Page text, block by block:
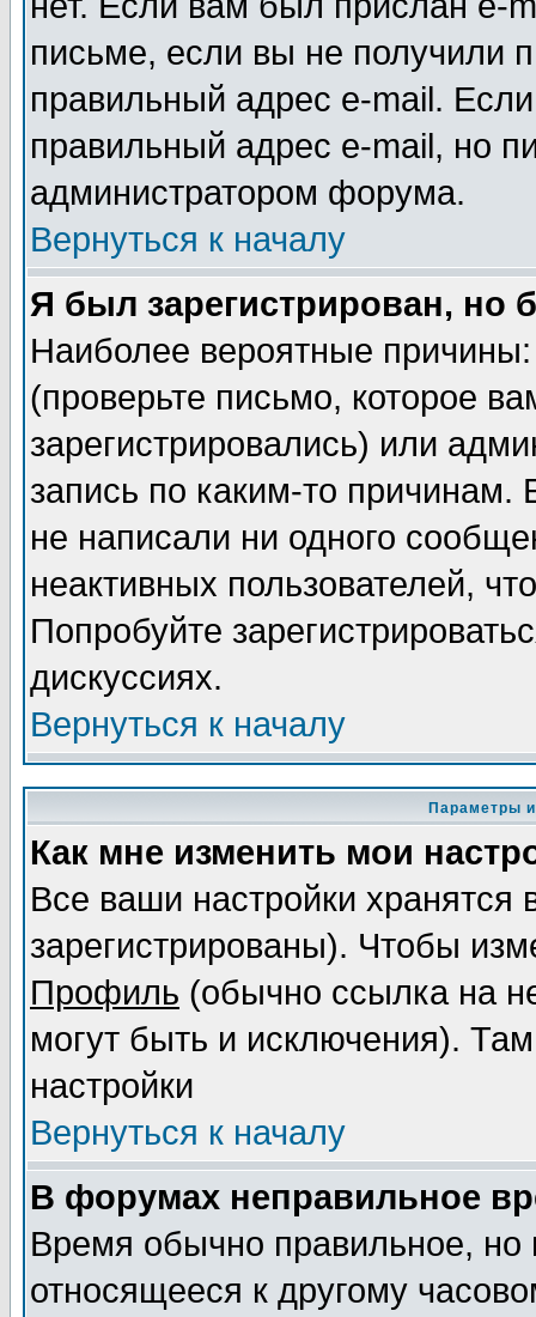
письме, если вы не получили
правильный адрес e-mail.
правильный адрес e-mail, но
администратором форума.
Вернуться к началу
Я был зарегистрирован, но
Наиболее вероятные
(проверьте письмо, которое
зарегистрировались) или
запись по каким-то
не написали ни одного
неактивных пользователей,
Попробуйте
дискуссиях.
Вернуться к началу
Параметры
Как мне изменить мои
Все ваши настройки
зарегистрированы). Чтобы
Профиль (обычно ссылка на
могут быть и исключения).
настройки
Вернуться к началу
В форумах неправильное
Время обычно правильное,
относящееся к другому